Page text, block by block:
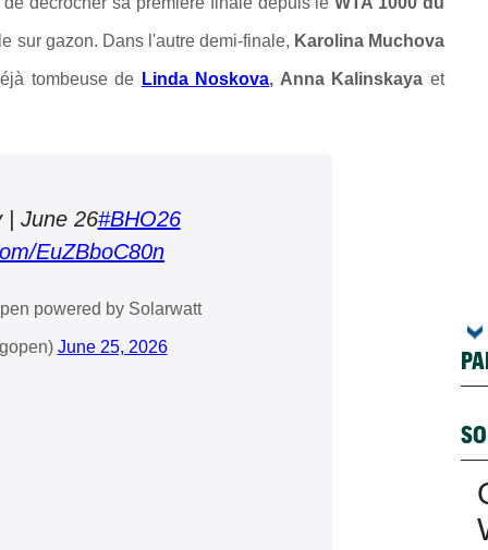
sur gazon. Dans l'autre demi-finale, Karolina Muchova
tombeuse de Linda Noskova, Anna Kalinskayaet
| June 26#BHO26
EuZBboC80n
powered by Solarwatt
June 25, 2026